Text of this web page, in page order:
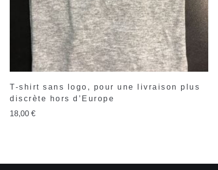
T-shirt sans logo, pour une livraison plus
discrète hors d’Europe
18,00 €